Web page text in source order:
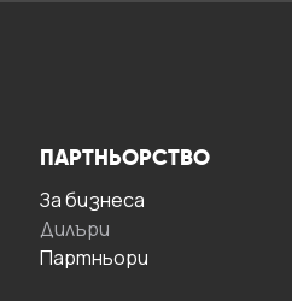
ПАРТНЬОРСТВО
За бизнесa
Дилъри
Партньори